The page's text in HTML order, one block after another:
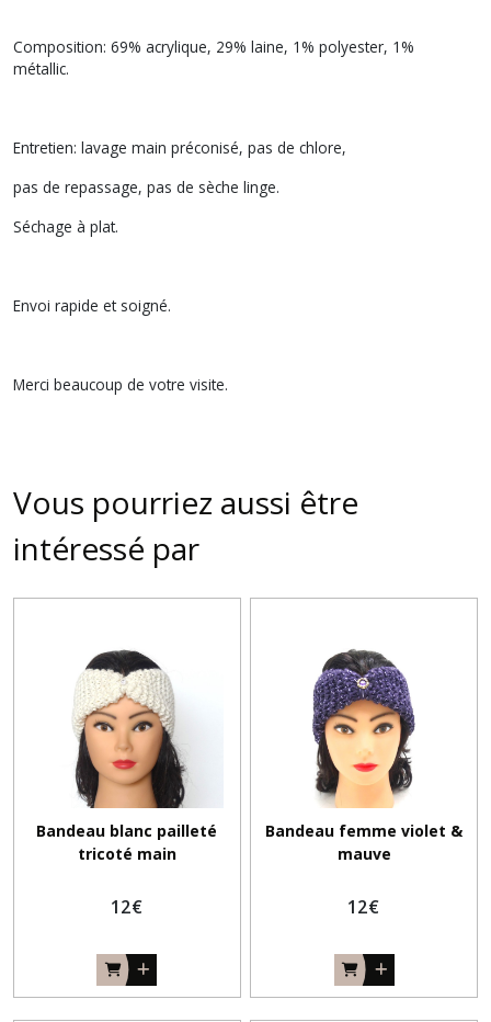
Composition: 69% acrylique, 29% laine, 1% polyester, 1%
métallic.
Entretien: lavage main préconisé, pas de chlore,
pas de repassage, pas de sèche linge.
Séchage à plat.
Envoi rapide et soigné.
Merci beaucoup de votre visite.
Vous pourriez aussi être
intéressé par
Bandeau blanc pailleté
tricoté main
12€
Bandeau femme violet &
mauve
12€